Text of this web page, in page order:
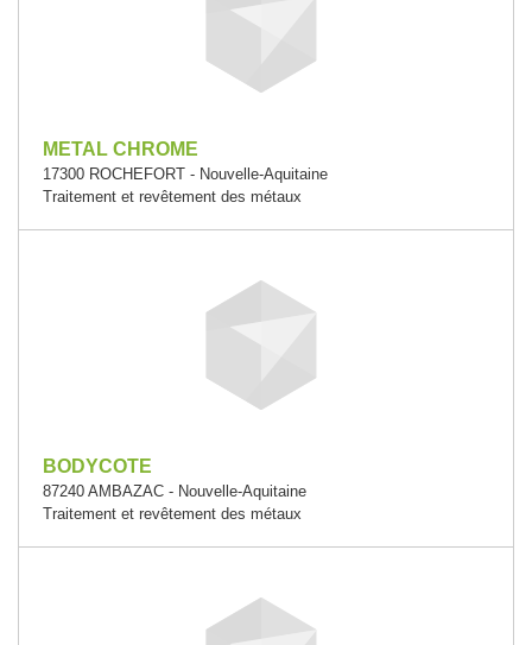
METAL CHROME
17300 ROCHEFORT - Nouvelle-Aquitaine
Traitement et revêtement des métaux
BODYCOTE
87240 AMBAZAC - Nouvelle-Aquitaine
Traitement et revêtement des métaux